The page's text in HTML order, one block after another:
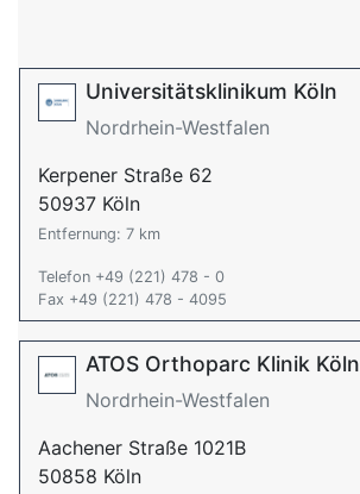
Universitätsklinikum Köln
Nordrhein-Westfalen
Kerpener Straße 62
50937 Köln
Entfernung: 7 km
Telefon +49 (221) 478 - 0
Fax +49 (221) 478 - 4095
ATOS Orthoparc Klinik Köln
Nordrhein-Westfalen
Aachener Straße 1021B
50858 Köln